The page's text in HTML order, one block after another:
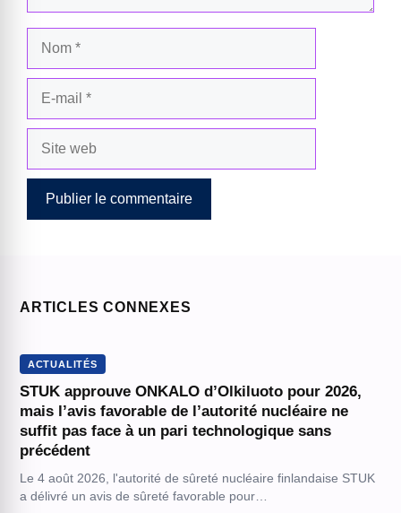
ARTICLES CONNEXES
ACTUALITÉS
STUK approuve ONKALO d’Olkiluoto pour 2026,
mais l’avis favorable de l’autorité nucléaire ne
suffit pas face à un pari technologique sans
précédent
Le 4 août 2026, l'autorité de sûreté nucléaire finlandaise STUK
a délivré un avis de sûreté favorable pour…